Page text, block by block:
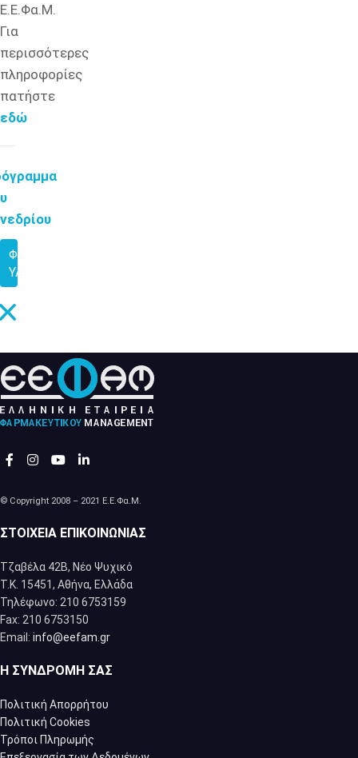
Ε.Ε.Φα.Μ.
Για
περισσότερες
πληροφορίες
πατήστε
εδώ
ΦΩΤΟΓΡΑΦΙΚΌ
ΥΛΙΚΌ
© Copyright 2008 – 2021 Ε.Ε.Φα.Μ.
ΣΤΟΙΧΕΊΑ ΕΠΙΚΟΙΝΩΝΊΑΣ
Τζαβέλα 42Β, Νέο Ψυχικό
Τ.Κ. 15451, Αθήνα, Eλλάδα
Τηλέφωνο: 210 6753159
Fax: 210 6753150
Email: info@eefam.gr
Η ΣΥΝΔΡΟΜΉ ΣΑΣ
Πολιτική Απορρήτου
Πολιτική Cookies
Τρόποι Πληρωμής